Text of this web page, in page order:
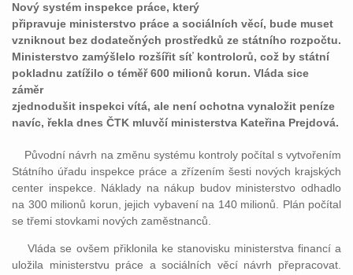
Nový systém inspekce práce, který
připravuje ministerstvo práce a sociálních věcí, bude muset
vzniknout bez dodatečných prostředků ze státního rozpočtu.
Ministerstvo zamýšlelo rozšířit síť kontrolorů, což by státní
pokladnu zatížilo o téměř 600 milionů korun. Vláda sice
záměr
zjednodušit inspekci vítá, ale není ochotna vynaložit peníze
navíc, řekla dnes ČTK mluvčí ministerstva Kateřina Prejdová.
Původní návrh na změnu systému kontroly počítal s vytvořením
Státního úřadu inspekce práce a zřízením šesti nových krajských
center inspekce. Náklady na nákup budov ministerstvo odhadlo
na 300 milionů korun, jejich vybavení na 140 milionů. Plán počítal
se třemi stovkami nových zaměstnanců.
Vláda se ovšem přiklonila ke stanovisku ministerstva financí a
uložila ministerstvu práce a sociálních věcí návrh přepracovat.